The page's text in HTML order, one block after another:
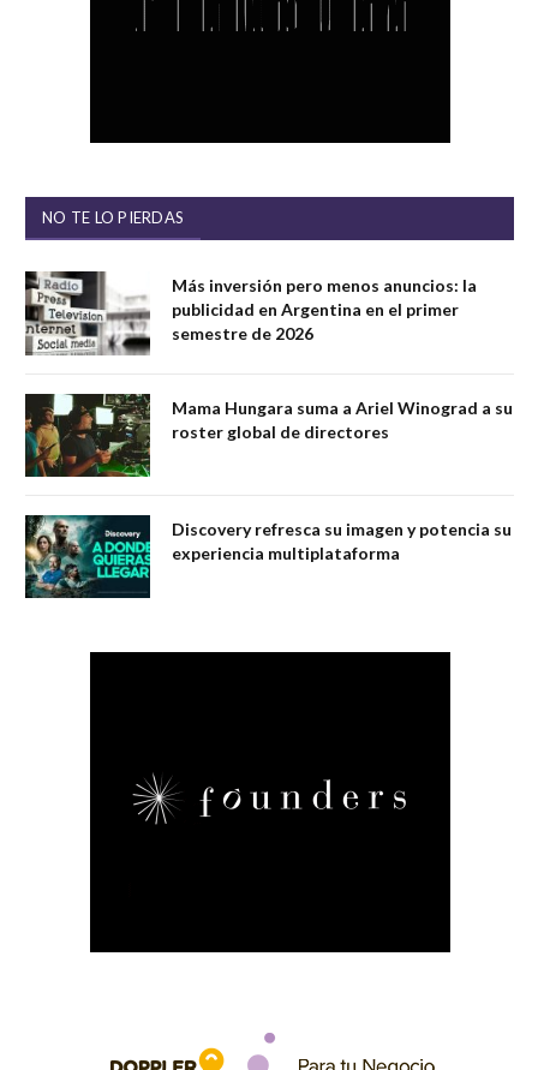
NO TE LO PIERDAS
Más inversión pero menos anuncios: la
publicidad en Argentina en el primer
semestre de 2026
Mama Hungara suma a Ariel Winograd a su
roster global de directores
Discovery refresca su imagen y potencia su
experiencia multiplataforma